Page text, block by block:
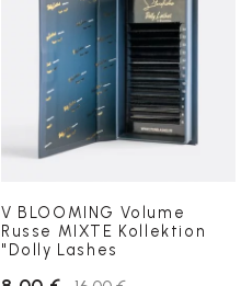
V BLOOMING Volume
Russe MIXTE Kollektion
"Dolly Lashes